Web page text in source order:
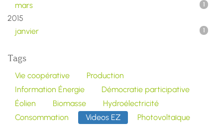
mars 1
2015
janvier
1
Tags
Vie coopérative
Production
Information Énergie
Démocratie participative
Éolien
Biomasse
Hydroélectricité
Consommation
Videos EZ
Photovoltaïque